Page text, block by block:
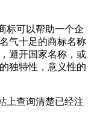
标可以帮助一个企
气十足的商标名称
避开国家名称，或
独特性，意义性的
上查询清楚已经注